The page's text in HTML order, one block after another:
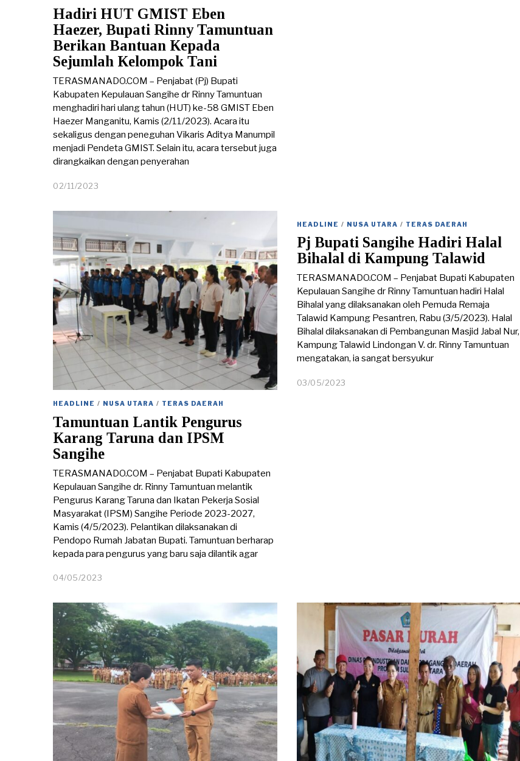
Hadiri HUT GMIST Eben
Haezer, Bupati Rinny Tamuntuan
Berikan Bantuan Kepada
Sejumlah Kelompok Tani
TERASMANADO.COM – Penjabat (Pj) Bupati
Kabupaten Kepulauan Sangihe dr Rinny Tamuntuan
menghadiri hari ulang tahun (HUT) ke-58 GMIST Eben
Haezer Manganitu, Kamis (2/11/2023). Acara itu
sekaligus dengan peneguhan Vikaris Aditya Manumpil
menjadi Pendeta GMIST. Selain itu, acara tersebut juga
dirangkaikan dengan penyerahan
02/11/2023
/
2
0
2
3
HEADLINE / NUSA UTARA / TERAS DAERAH
Tamuntuan Lantik Pengurus
Karang Taruna dan IPSM
Sangihe
TERASMANADO.COM – Penjabat Bupati Kabupaten
Kepulauan Sangihe dr. Rinny Tamuntuan melantik
Pengurus Karang Taruna dan Ikatan Pekerja Sosial
Masyarakat (IPSM) Sangihe Periode 2023-2027,
Kamis (4/5/2023). Pelantikan dilaksanakan di
Pendopo Rumah Jabatan Bupati. Tamuntuan berharap
kepada para pengurus yang baru saja dilantik agar
04/05/2023
0
5
/
2
0
2
3
HEADLINE / NUSA UTARA / TERAS DAERAH
Pj Bupati Sangihe Hadiri Halal
Bihalal di Kampung Talawid
TERASMANADO.COM – Penjabat Bupati Kabupaten
Kepulauan Sangihe dr Rinny Tamuntuan hadiri Halal
Bihalal yang dilaksanakan oleh Pemuda Remaja
Talawid Kampung Pesantren, Rabu (3/5/2023). Halal
Bihalal dilaksanakan di Pembangunan Masjid Jabal Nur,
Kampung Talawid Lindongan V. dr. Rinny Tamuntuan
mengatakan, ia sangat bersyukur
03/05/2023